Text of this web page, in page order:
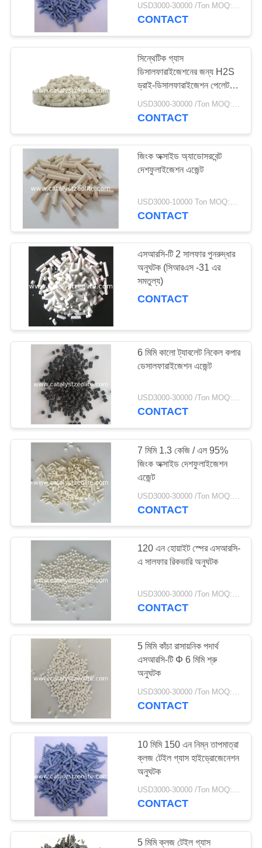
জেওলাইট আণবিক চালনী
58
দেশফুলাইজেশন এজেন্ট
44
আর্সেনিক অপসারণ মিডিয়া
16
ডেক্লোরিনেশন এজেন্ট
জলবায়ু ক্যাটালাইস্ট
সংশোধক
10
USD3000-30000 /Ton MOQ:1 কিলোগ্রাম
CONTACT
সিন্থেটিক গ্যাস
ডিসালফারাইজেশনের জন্য H2S
ড্রাই-ডিসালফারাইজেশন পেলেট
জিঙ্ক অক্সাইড
CONTACT
জিংক অক্সাইড অ্যাডোসরবেন্ট
দেশফুলাইজেশন এজেন্ট
USD3000-10000 Ton MOQ:1 কিলোগ্রাম
CONTACT
এসআরসি-টি 2 সালফার পুনরুদ্ধার
অনুঘটক (সিআরএস -31 এর
সমতুল্য)
CONTACT
6 মিমি কালো ট্যাবলেট নিকেল কপার
ডেসালফারাইজেশন এজেন্ট
USD3000-30000 /Ton MOQ:1 কিলোগ্রাম
CONTACT
7 মিমি 1.3 কেজি / এল 95%
জিংক অক্সাইড দেশফুলাইজেশন
এজেন্ট
CONTACT
120 এন হোয়াইট স্পের এসআরসি-
এ সালফার রিকভারি অনুঘটক
USD3000-30000 /Ton MOQ:1 কিলোগ্রাম
CONTACT
5 মিমি কাঁচা রাসায়নিক পদার্থ
এসআরসি-টি Φ 6 মিমি শ্রু
অনুঘটক
USD3000-30000 /Ton MOQ:1 কিলোগ্রাম
CONTACT
10 মিমি 150 এন নিম্ন তাপমাত্রা
ক্লজ টেইল গ্যাস হাইড্রোজেনেশন
অনুঘটক
USD3000-30000 /Ton MOQ:1 কিলোগ্রাম
CONTACT
5 মিমি ক্লজ টেইল গ্যাস